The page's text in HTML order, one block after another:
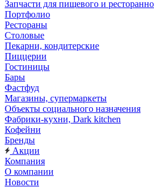
Запчасти для пищевого и
Портфолио
Рестораны
Столовые
Пекарни, кондитерские
Пиццерии
Гостиницы
Бары
Фастфуд
Магазины, супермаркеты
Объекты социального назначения
Фабрики-кухни, Dark kitchen
Кофейни
Бренды
Акции
Компания
О компании
Новости